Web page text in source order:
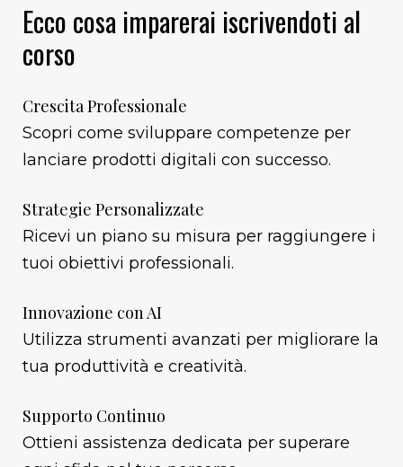
Ecco cosa imparerai iscrivendoti al
corso
Crescita Professionale
Scopri come sviluppare competenze per
lanciare prodotti digitali con successo.
Strategie Personalizzate
Ricevi un piano su misura per raggiungere i
tuoi obiettivi professionali.
Innovazione con AI
Utilizza strumenti avanzati per migliorare la
tua produttività e creatività.
Supporto Continuo
Ottieni assistenza dedicata per superare